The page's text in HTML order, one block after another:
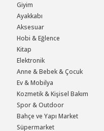
Giyim
Ayakkabı
Aksesuar
Hobi & Eğlence
Kitap
Elektronik
Anne & Bebek & Çocuk
Ev & Mobilya
Kozmetik & Kişisel Bakım
Spor & Outdoor
Bahçe ve Yapı Market
Süpermarket